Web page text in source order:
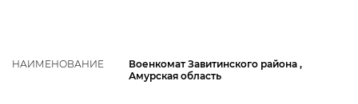
НАИМЕНОВАНИЕ
Военкомат Завитинского района ,
Амурская область